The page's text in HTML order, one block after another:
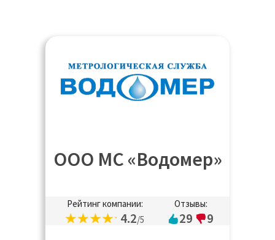
ООО МС «Водомер»
Рейтинг компании:
4.2/5
Отзывы:
29 9